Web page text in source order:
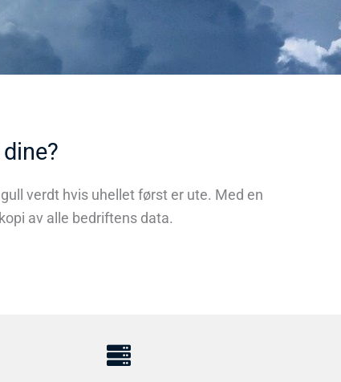
verdt hvis uhellet først er ute. Med en
av alle bedriftens data.